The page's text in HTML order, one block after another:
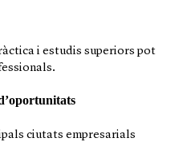
i estudis superiors pot
ciutats empresarials